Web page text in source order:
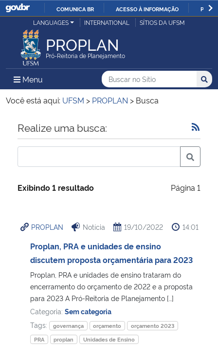
IR
O
COMUNICA BR ACESSO À INFORMAÇÃO
Ministério da Justiça e Segurança Pública
Ministério da Defesa
Ministério das Relações Exteriores
Ministério da Economia
Ministério da Infraestrutura
Ministério da Cidadania
Ministério da Saúde
Ministério de Minas e Energia
Ministério da Ciência, Tecnologia, Inovações e Comunicações
Ministério do Meio Ambiente
LANGUAGES INTERNATIONAL SÍTIOS DA UFSM
PROPLAN
Pró-Reitoria de Planejamento
Menu Menu Principal do Sítio
Busca
Buscar no no Sítio
Busca:
Você está aqui: UFSM > PROPLAN > Busca
Início do conteúdo
Realize uma busca:
Exibindo 1 resultado Página 1
PROPLAN Notícia 19/10/2022 14:01
Proplan, PRA e unidades de ensino
discutem proposta orçamentária para 2023
Proplan, PRA e unidades de ensino trataram do
encerramento do orçamento de 2022 e a proposta
para 2023 A Pró-Reitoria de Planejamento […]
Categoria: Sem categoria
Tags:
governança orçamento
orçamento 2023
PRA
proplan Unidades de Ensino